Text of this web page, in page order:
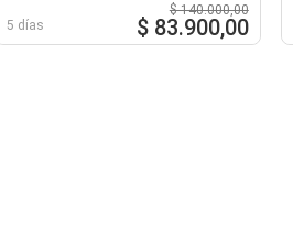
5 días
$ 140.000,00
$ 83.900,00